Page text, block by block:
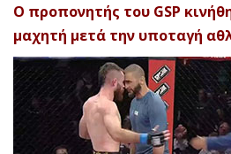
Ο προπονητής του GSP
μαχητή μετά την υποταγή